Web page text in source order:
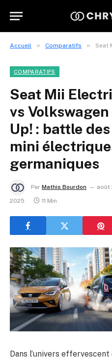
Accueil » Comparatifs » Seat Mii
COMPARATIFS
Seat Mii
vs Volkswagen
Up! : battle des
mini
germaniques
Par Mathis Bourdon
août
2025
11 Min
Dans l’univers effervescent